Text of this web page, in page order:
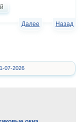
Назад
Далее
07-2026